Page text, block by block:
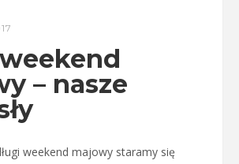
– nasze
weekend majowy staramy się